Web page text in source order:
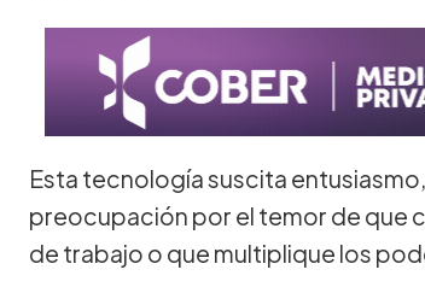
Esta tecnología suscita
preocupación por el temor de que
de trabajo o que multiplique los